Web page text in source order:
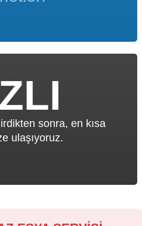
sonra, en kısa
ulaşıyoruz.